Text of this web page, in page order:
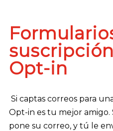
Opt-in
Si captas correos para
Opt-in es tu mejor
pone su correo, y tú le